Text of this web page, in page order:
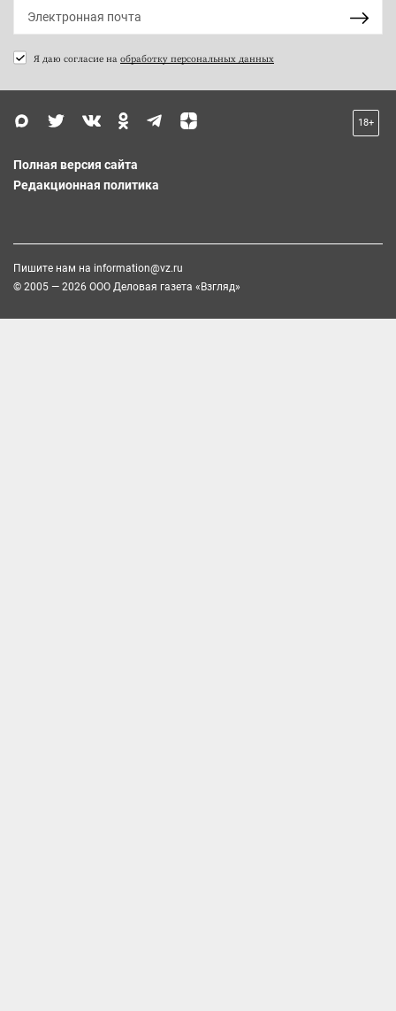
Я даю согласие на обработку персональных данных
18+
Полная версия сайта
Редакционная политика
Пишите нам на information@vz.ru
© 2005 — 2026 ООО Деловая газета «Взгляд»